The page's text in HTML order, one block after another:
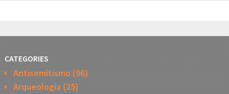
CATEGORIES
Antisemitismo (96)
Arqueologia(25)